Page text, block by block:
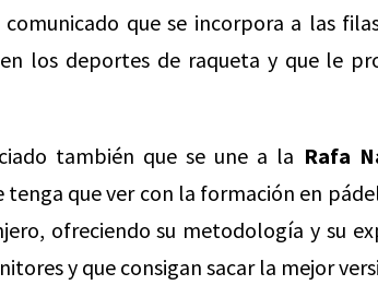
que se incorpora a las
los deportes de raqueta y que le
también que se une a la Rafa
que ver con la formación en
ofreciendo su metodología y su
y que consigan sacar la mejor